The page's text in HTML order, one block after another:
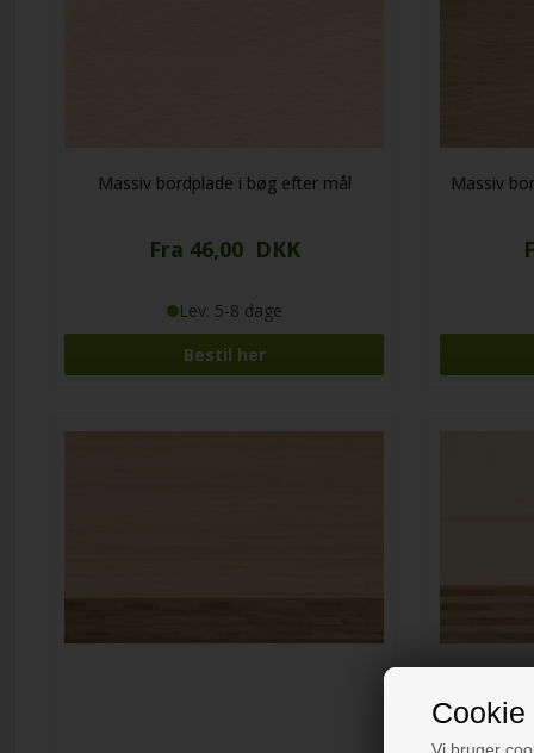
Cookie
Massiv bordplade i bøg efter mål
Fra 46,00 DKK
Lev. 5-8 dage
Bestil her
Massiv